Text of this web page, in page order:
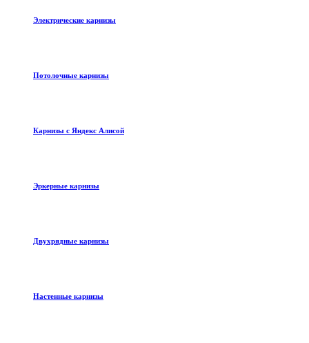
Электрические карнизы
Потолочные карнизы
Карнизы с Яндекс Алисой
Эркерные карнизы
Двухрядные карнизы
Настенные карнизы